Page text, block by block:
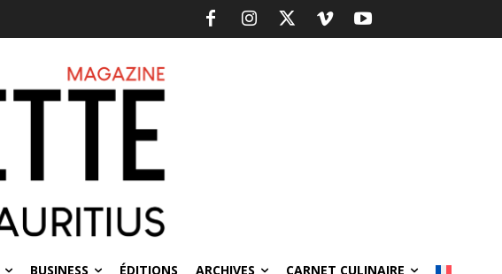
BUSINESS ÉDITIONS ARCHIVES CARNET CULINAIRE